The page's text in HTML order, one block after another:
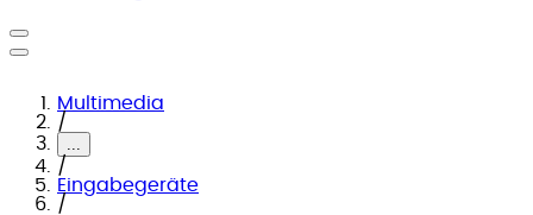
Multimedia
/
...
/
Eingabegeräte
/